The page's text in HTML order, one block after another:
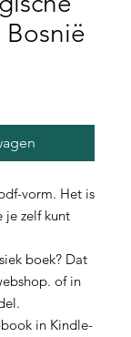
vorm. Het is
je zelf kunt
boek? Dat
of in
in Kindle-